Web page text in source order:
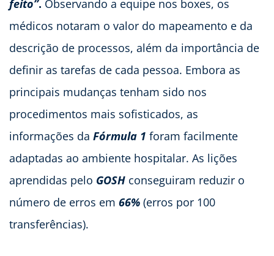
feito”. Observando a equipe nos boxes, os
médicos notaram o valor do mapeamento e da
descrição de processos, além da importância de
definir as tarefas de cada pessoa. Embora as
principais mudanças tenham sido nos
procedimentos mais sofisticados, as
informações da Fórmula 1 foram facilmente
adaptadas ao ambiente hospitalar. As lições
aprendidas pelo GOSH conseguiram reduzir o
número de erros em 66% (erros por 100
transferências).